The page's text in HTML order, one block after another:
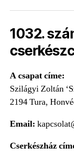
1032.
A csapat címe:
Szilágyi Zoltán
2194 Tura,
Email:
Cserkészház